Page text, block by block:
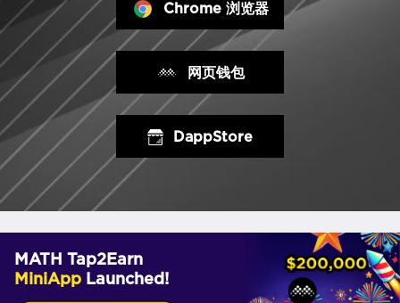
Chrome 浏览器
网页钱包
DappStore
MATH Tap2Earn
MiniApp Launched!